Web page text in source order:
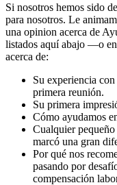
Si nosotros hemos sido
para nosotros. Le
una opinion acerca de
listados aquí abajo —o
acerca de:
Su experiencia
primera reunión.
Su primera
Cómo ayudamos
Cualquier
marcó una gran
Por qué nos
pasando por
compensación